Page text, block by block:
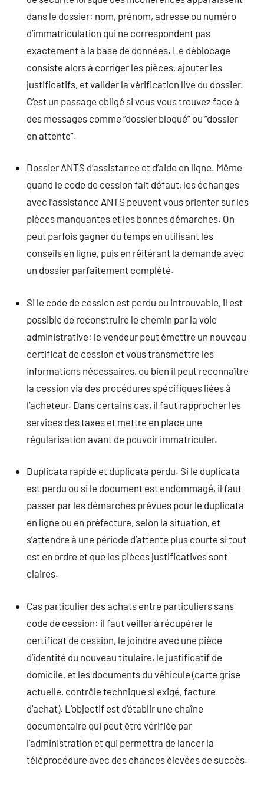
dans le dossier: nom, prénom, adresse ou numéro
d’immatriculation qui ne correspondent pas
exactement à la base de données. Le déblocage
consiste alors à corriger les pièces, ajouter les
justificatifs, et valider la vérification live du dossier.
C’est un passage obligé si vous vous trouvez face à
des messages comme “dossier bloqué” ou “dossier
en attente”.
Dossier ANTS d’assistance et d’aide en ligne. Même
quand le code de cession fait défaut, les échanges
avec l’assistance ANTS peuvent vous orienter sur les
pièces manquantes et les bonnes démarches. On
peut parfois gagner du temps en utilisant les
conseils en ligne, puis en réitérant la demande avec
un dossier parfaitement complété.
Si le code de cession est perdu ou introuvable, il est
possible de reconstruire le chemin par la voie
administrative: le vendeur peut émettre un nouveau
certificat de cession et vous transmettre les
informations nécessaires, ou bien il peut reconnaître
la cession via des procédures spécifiques liées à
l’acheteur. Dans certains cas, il faut rapprocher les
services des taxes et mettre en place une
régularisation avant de pouvoir immatriculer.
Duplicata rapide et duplicata perdu. Si le duplicata
est perdu ou si le document est endommagé, il faut
passer par les démarches prévues pour le duplicata
en ligne ou en préfecture, selon la situation, et
s’attendre à une période d’attente plus courte si tout
est en ordre et que les pièces justificatives sont
claires.
Cas particulier des achats entre particuliers sans
code de cession: il faut veiller à récupérer le
certificat de cession, le joindre avec une pièce
d’identité du nouveau titulaire, le justificatif de
domicile, et les documents du véhicule (carte grise
actuelle, contrôle technique si exigé, facture
d’achat). L’objectif est d’établir une chaîne
documentaire qui peut être vérifiée par
l’administration et qui permettra de lancer la
téléprocédure avec des chances élevées de succès.